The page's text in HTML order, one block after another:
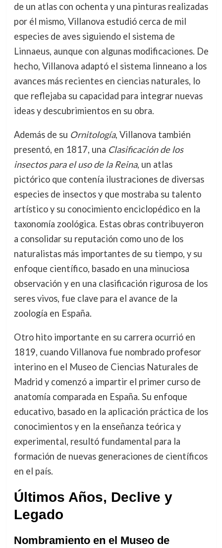
de un atlas con ochenta y una pinturas realizadas
por él mismo, Villanova estudió cerca de mil
especies de aves siguiendo el sistema de
Linnaeus, aunque con algunas modificaciones. De
hecho, Villanova adaptó el sistema linneano a los
avances más recientes en ciencias naturales, lo
que reflejaba su capacidad para integrar nuevas
ideas y descubrimientos en su obra.
Además de su Ornitología, Villanova también
presentó, en 1817, una Clasificación de los
insectos para el uso de la Reina, un atlas
pictórico que contenía ilustraciones de diversas
especies de insectos y que mostraba su talento
artístico y su conocimiento enciclopédico en la
taxonomía zoológica. Estas obras contribuyeron
a consolidar su reputación como uno de los
naturalistas más importantes de su tiempo, y su
enfoque científico, basado en una minuciosa
observación y en una clasificación rigurosa de los
seres vivos, fue clave para el avance de la
zoología en España.
Otro hito importante en su carrera ocurrió en
1819, cuando Villanova fue nombrado profesor
interino en el Museo de Ciencias Naturales de
Madrid y comenzó a impartir el primer curso de
anatomía comparada en España. Su enfoque
educativo, basado en la aplicación práctica de los
conocimientos y en la enseñanza teórica y
experimental, resultó fundamental para la
formación de nuevas generaciones de científicos
en el país.
Últimos Años, Declive y
Legado
Nombramiento en el Museo de